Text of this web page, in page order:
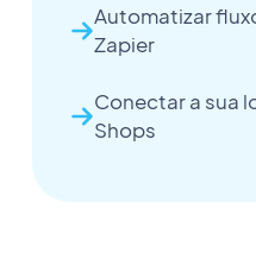
Automatizar
Zapier
Conectar a sua
Shops